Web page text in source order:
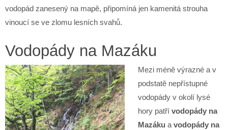
vodopád zanesený na mapě, připomíná jen kamenitá strouha
vinoucí se ve zlomu lesních svahů.
Vodopády na Mazáku
Mezi méně výrazné a v
podstatě nepřístupné
vodopády v okolí lysé
hory patří vodopády na
Mazáku a vodopády na